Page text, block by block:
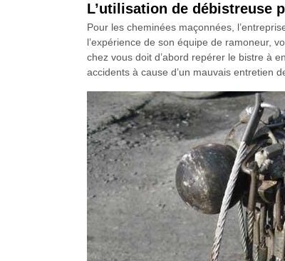
L’utilisation de débistreuse
Pour les cheminées maçonnées,
l’expérience de son équipe de ramoneur,
chez vous doit d’abord repérer le bistre à
accidents à cause d’un mauvais entretien